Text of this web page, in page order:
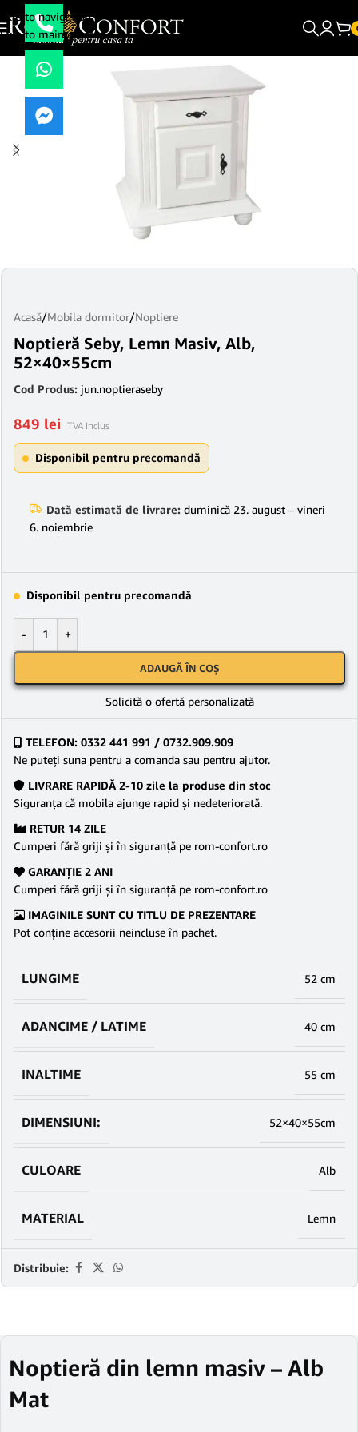
Skip to navigation
Skip to main content
Acasă/Mobila dormitor/Noptiere
Noptieră Seby, Lemn Masiv, Alb,
52×40×55cm
Cod Produs: jun.noptieraseby
849 lei TVA Inclus
Disponibil pentru precomandă
Dată estimată de livrare: duminică 23. august – vineri
6. noiembrie
Disponibil pentru precomandă
- +
ADAUGĂ ÎN COȘ
Solicită o ofertă personalizată
TELEFON: 0332 441 991 / 0732.909.909
Ne puteţi suna pentru a comanda sau pentru ajutor.
LIVRARE RAPIDĂ 2-10 zile la produse din stoc
Siguranţa că mobila ajunge rapid şi nedeteriorată.
RETUR 14 ZILE
Cumperi fără griji şi în siguranţă pe rom-confort.ro
GARANŢIE 2 ANI
Cumperi fără griji şi în siguranţă pe rom-confort.ro
IMAGINILE SUNT CU TITLU DE PREZENTARE
Pot conține accesorii neincluse în pachet.
LUNGIME 52 cm
ADANCIME / LATIME 40 cm
INALTIME 55 cm
DIMENSIUNI: 52×40×55cm
CULOARE Alb
MATERIAL Lemn
Distribuie:
Noptieră din lemn masiv – Alb
Mat